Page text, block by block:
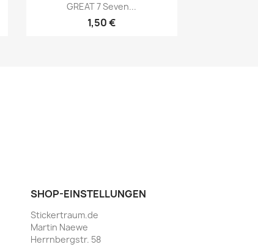
GREAT 7 Seven...
1,50 €
SHOP-EINSTELLUNGEN
Stickertraum.de
Martin Naewe
Herrnbergstr. 58